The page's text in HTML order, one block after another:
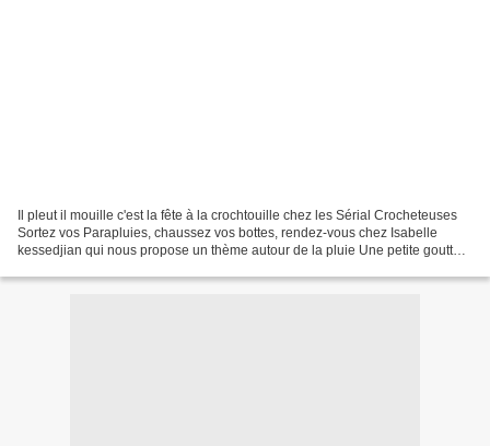
Il pleut il mouille c'est la fête à la crochtouille chez les Sérial Crocheteuses
Sortez vos Parapluies, chaussez vos bottes, rendez-vous chez Isabelle
kessedjian qui nous propose un thème autour de la pluie Une petite goutte